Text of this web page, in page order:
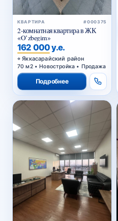
КВАРТИРА #000375
2-комнатная квартира в ЖК
«O’zbegim»
162 000 у.е.
Яккасарайский район
70 м2 • Новостройка • Продажа
Подробнее